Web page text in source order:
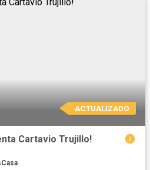
ACTUALIZADO
Cartavio Trujillo!
Casa